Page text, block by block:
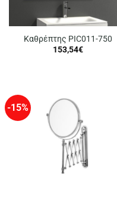
Καθρέπτης PIC011-750
153,54€
-15%